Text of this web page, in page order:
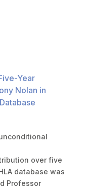
Year
Nolan in
over five
database was
Professor